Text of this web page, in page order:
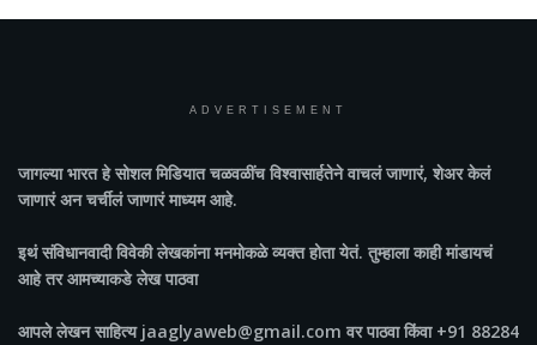
ADVERTISEMENT
जागल्या भारतहे सोशल मिडियात चळवळींच विश्वासार्हतेने वाचलं जाणारं, शेअर केलं
जाणारं अन चर्चीलं जाणारं माध्यम आहे.
इथं संविधानवादी विवेकी लेखकांना मनमोकळे व्यक्त होता येतं. तुम्हाला काही मांडायचं
आहे तर आमच्याकडे लेख पाठवा
आपले लेखन साहित्य jaaglyaweb@gmail.com वर पाठवा किंवा +91 88284